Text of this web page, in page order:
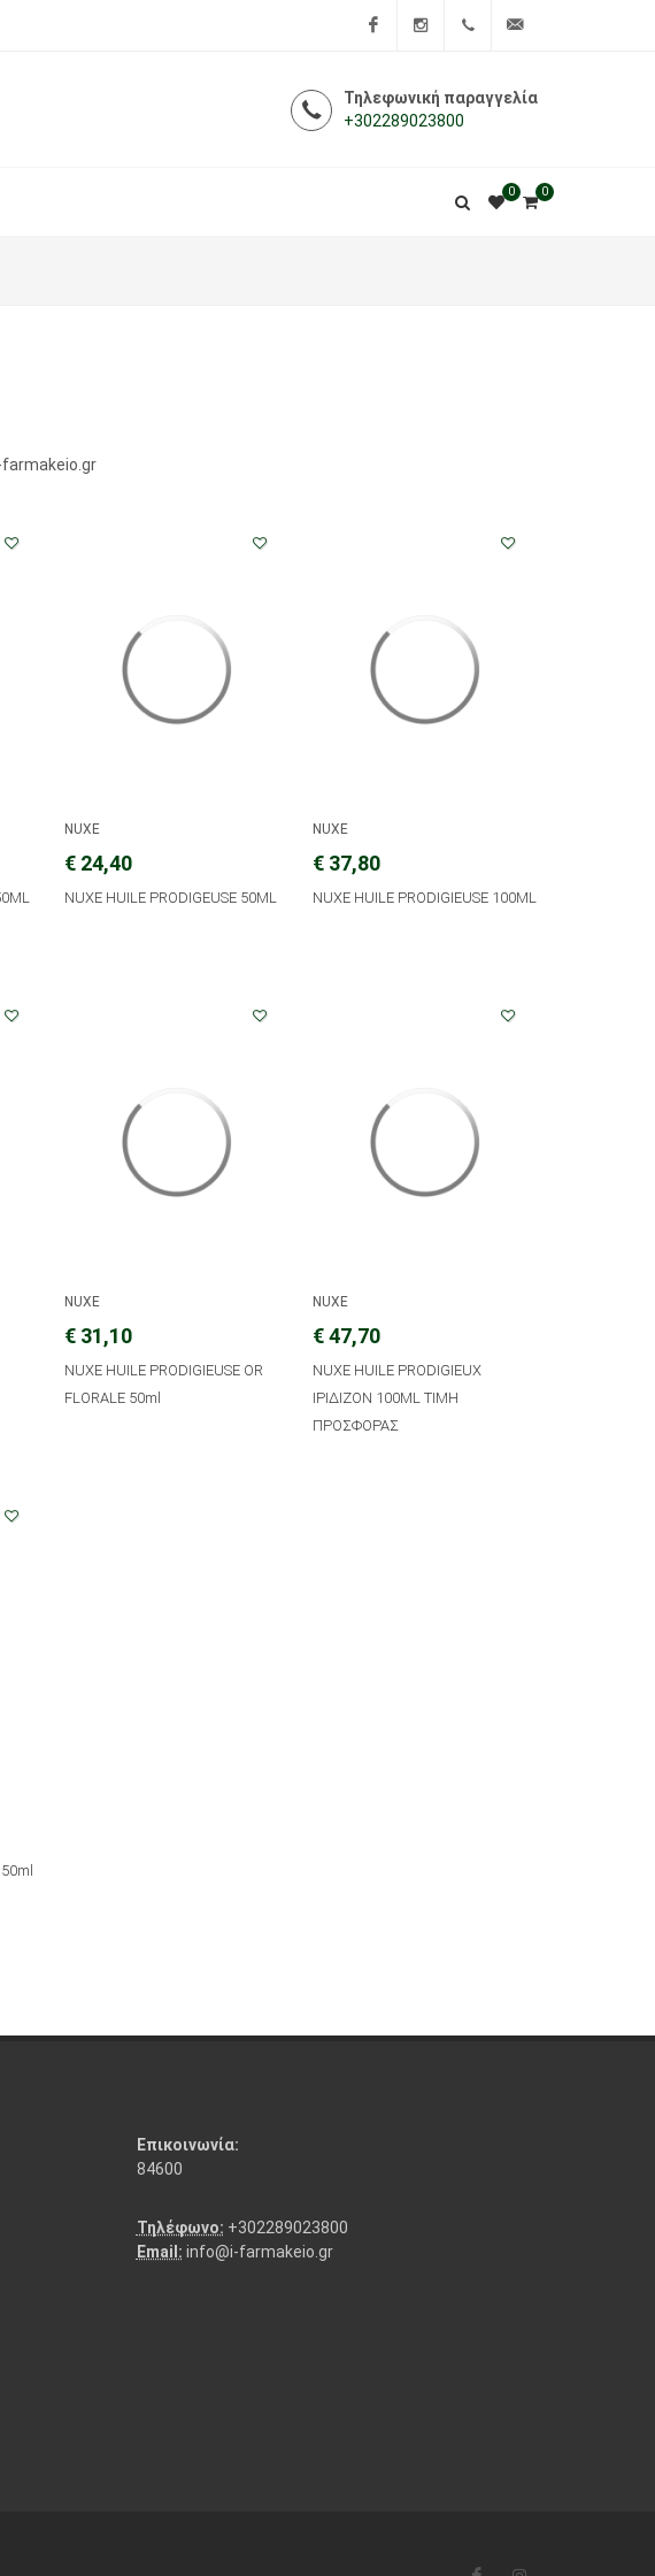
Τηλεφωνική παραγγελία
+302289023800
0
0
NUXE
€ 24,40
NUXE HUILE PRODIGEUSE 50ML
NUXE
€ 37,80
NUXE HUILE PRODIGIEUSE 100ML
NUXE
€ 31,10
NUXE HUILE PRODIGIEUSE OR
FLORALE 50ml
NUXE
€ 47,70
NUXE HUILE PRODIGIEUX
ΙΡΙΔΙΖΟΝ 100ML TIMH
ΠΡΟΣΦΟΡΑΣ
Επικοινωνία:
84600
Τηλέφωνο: +302289023800
Email: info@i-farmakeio.gr